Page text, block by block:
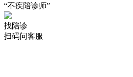
“不疾陪诊师”
找陪诊
扫码问客服